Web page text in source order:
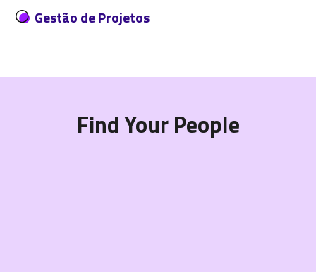
Gestão de Projetos
Find Your People